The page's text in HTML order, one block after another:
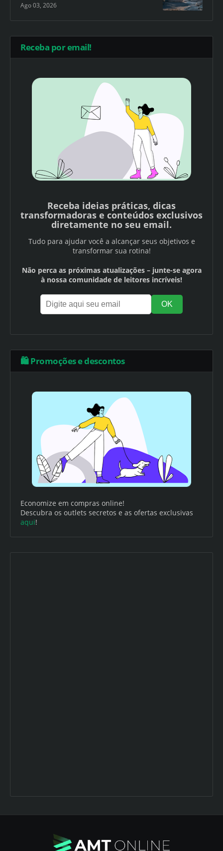
Ago 03, 2026
Receba por email!
Receba ideias práticas, dicas
transformadoras e conteúdos exclusivos
diretamente no seu email.
Tudo para ajudar você a alcançar seus objetivos e
transformar sua rotina!
Não perca as próximas atualizações – junte-se agora
à nossa comunidade de leitores incríveis!
🛍️ Promoções e descontos
Economize em compras online!
Descubra os outlets secretos e as ofertas exclusivas
aqui!